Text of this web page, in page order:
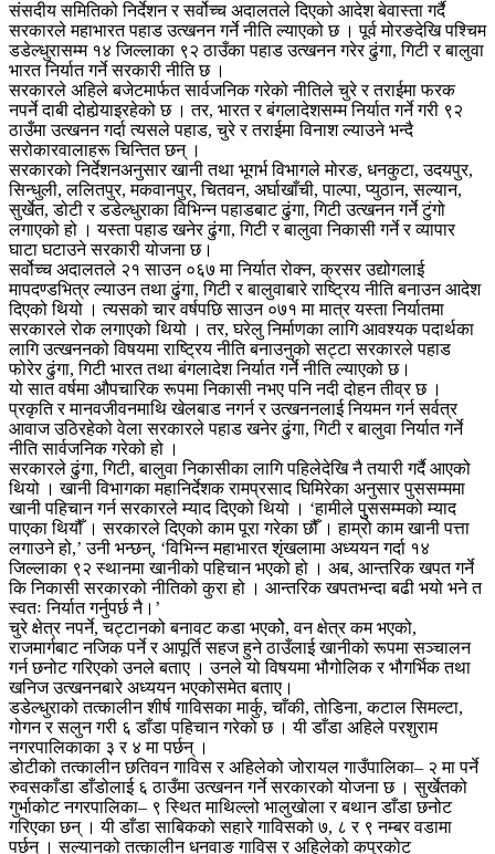
संसदीय समितिको निर्देशन र सर्वोच्च अदालतले दिएको आदेश बेवास्ता गर्दै
सरकारले महाभारत पहाड उत्खनन गर्ने नीति ल्याएको छ । पूर्व मोरङदेखि पश्चिम
डडेल्धुरासम्म १४ जिल्लाका ९२ ठाउँका पहाड उत्खनन गरेर ढुंगा, गिटी र बालुवा
भारत निर्यात गर्ने सरकारी नीति छ ।
सरकारले अहिले बजेटमार्फत सार्वजनिक गरेको नीतिले चुरे र तराईमा फरक
नपर्ने दाबी दोहोर्‍याइरहेको छ । तर, भारत र बंगलादेशसम्म निर्यात गर्ने गरी ९२
ठाउँमा उत्खनन गर्दा त्यसले पहाड, चुरे र तराईमा विनाश ल्याउने भन्दै
सरोकारवालाहरू चिन्तित छन् ।
सरकारको निर्देशनअनुसार खानी तथा भूगर्भ विभागले मोरङ, धनकुटा, उदयपुर,
सिन्धुली, ललितपुर, मकवानपुर, चितवन, अर्घाखाँची, पाल्पा, प्युठान, सल्यान,
सुर्खेत, डोटी र डडेल्धुराका विभिन्न पहाडबाट ढुंगा, गिटी उत्खनन गर्ने टुंगो
लगाएको हो । यस्ता पहाड खनेर ढुंगा, गिटी र बालुवा निकासी गर्ने र व्यापार
घाटा घटाउने सरकारी योजना छ।
सर्वोच्च अदालतले २१ साउन ०६७ मा निर्यात रोक्न, क्रसर उद्योगलाई
मापदण्डभित्र ल्याउन तथा ढुंगा, गिटी र बालुवाबारे राष्ट्रिय नीति बनाउन आदेश
दिएको थियो । त्यसको चार वर्षपछि साउन ०७१ मा मात्र यस्ता निर्यातमा
सरकारले रोक लगाएको थियो । तर, घरेलु निर्माणका लागि आवश्यक पदार्थका
लागि उत्खननको विषयमा राष्ट्रिय नीति बनाउनुको सट्टा सरकारले पहाड
फोरेर ढुंगा, गिटी भारत तथा बंगलादेश निर्यात गर्ने नीति ल्याएको छ।
यो सात वर्षमा औपचारिक रूपमा निकासी नभए पनि नदी दोहन तीव्र छ ।
प्रकृति र मानवजीवनमाथि खेलबाड नगर्न र उत्खननलाई नियमन गर्न सर्वत्र
आवाज उठिरहेको वेला सरकारले पहाड खनेर ढुंगा, गिटी र बालुवा निर्यात गर्ने
नीति सार्वजनिक गरेको हो ।
सरकारले ढुंगा, गिटी, बालुवा निकासीका लागि पहिलेदेखि नै तयारी गर्दै आएको
थियो । खानी विभागका महानिर्देशक रामप्रसाद घिमिरेका अनुसार पुससम्ममा
खानी पहिचान गर्न सरकारले म्याद दिएको थियो । ‘हामीले पुुससम्मको म्याद
पाएका थियौँ । सरकारले दिएको काम पूरा गरेका छौँ । हाम्रो काम खानी पत्ता
लगाउने हो,’ उनी भन्छन्, ‘विभिन्न महाभारत शृंखलामा अध्ययन गर्दा १४
जिल्लाका ९२ स्थानमा खानीको पहिचान भएको हो । अब, आन्तरिक खपत गर्ने
कि निकासी सरकारको नीतिको कुरा हो । आन्तरिक खपतभन्दा बढी भयो भने त
स्वतः निर्यात गर्नुपर्छ नै।’
चुरे क्षेत्र नपर्ने, चट्टानको बनावट कडा भएकोे, वन क्षेत्र कम भएको,
राजमार्गबाट नजिक पर्ने र आपूर्ति सहज हुने ठाउँलाई खानीको रूपमा सञ्चालन
गर्न छनोट गरिएको उनले बताए । उनले यो विषयमा भौगोलिक र भौगर्भिक तथा
खनिज उत्खननबारे अध्ययन भएकोसमेत बताए।
डडेल्धुराको तत्कालीन शीर्ष गाविसका मार्कु, चाँकी, तोडिना, कटाल सिमल्टा,
गोगन र सलुन गरी ६ डाँडा पहिचान गरेको छ । यी डाँडा अहिले परशुराम
नगरपालिकाका ३ र ४ मा पर्छन् ।
डोटीको तत्कालीन छतिवन गाविस र अहिलेको जोरायल गाउँपालिका– २ मा पर्ने
रुवसकाँडा डाँडोलाई ६ ठाउँमा उत्खनन गर्ने सरकारको योजना छ । सुर्खेतको
गुर्भाकोट नगरपालिका– ९ स्थित माथिल्लो भालुखोला र बथान डाँडा छनोट
गरिएका छन् । यी डाँडा साबिकको सहारे गाविसको ७, ८ र ९ नम्बर वडामा
पर्छन् । सल्यानको तत्कालीन धनवाङ गाविस र अहिलेको कपुरकोट